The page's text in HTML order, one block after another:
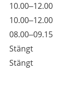
10.00–12.00
10.00–12.00
08.00–09.15
Stängt
Stängt